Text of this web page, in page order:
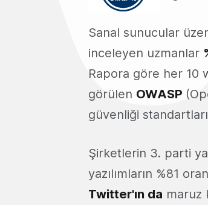
Sanal sunucular
inceleyen uzmanlar
Rapora göre her 10
görülen OWASP
güvenliği
Şirketlerin 3. parti
yazılımların %81
Twitter'ın da maruz